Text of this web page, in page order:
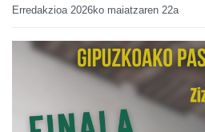
Erredakzioa 2026ko maiatzaren 22a